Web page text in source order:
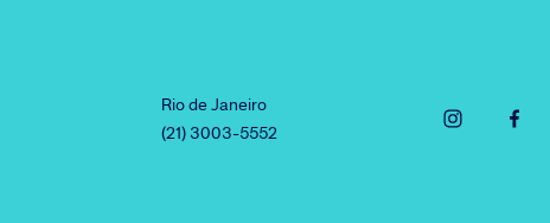
Rio de Janeiro
(21) 3003-5552